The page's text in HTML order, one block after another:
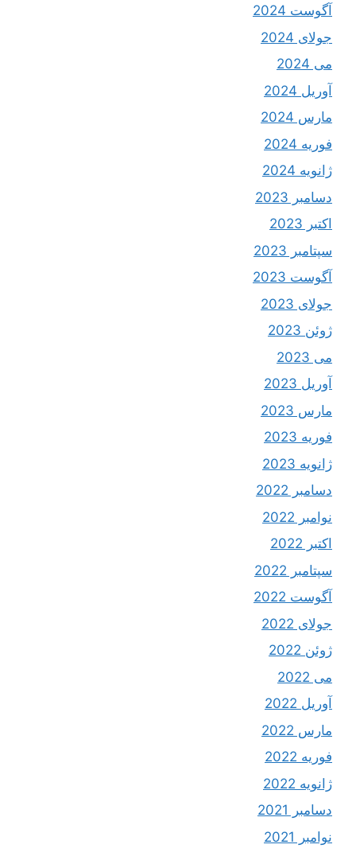
آگوست 2024
جولای 2024
می 2024
آوریل 2024
مارس 2024
فوریه 2024
ژانویه 2024
دسامبر 2023
اکتبر 2023
سپتامبر 2023
آگوست 2023
جولای 2023
ژوئن 2023
می 2023
آوریل 2023
مارس 2023
فوریه 2023
ژانویه 2023
دسامبر 2022
نوامبر 2022
اکتبر 2022
سپتامبر 2022
آگوست 2022
جولای 2022
ژوئن 2022
می 2022
آوریل 2022
مارس 2022
فوریه 2022
ژانویه 2022
دسامبر 2021
نوامبر 2021